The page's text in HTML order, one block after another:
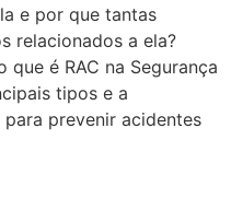
e por que tantas
relacionados a ela?
é RAC na Segurança
tipos e a
prevenir acidentes